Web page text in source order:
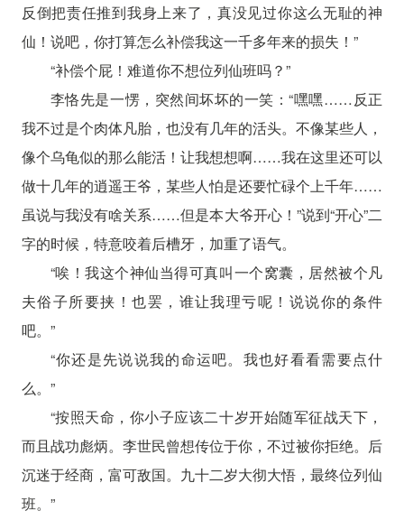
反倒把责任推到我身上来了，真没见过你这么无耻的神
仙！说吧，你打算怎么补偿我这一千多年来的损失！”
“补偿个屁！难道你不想位列仙班吗？”
李恪先是一愣，突然间坏坏的一笑：“嘿嘿……反正
我不过是个肉体凡胎，也没有几年的活头。不像某些人，
像个乌龟似的那么能活！让我想想啊……我在这里还可以
做十几年的逍遥王爷，某些人怕是还要忙碌个上千年……
虽说与我没有啥关系……但是本大爷开心！”说到“开心”二
字的时候，特意咬着后槽牙，加重了语气。
“唉！我这个神仙当得可真叫一个窝囊，居然被个凡
夫俗子所要挟！也罢，谁让我理亏呢！说说你的条件
吧。”
“你还是先说说我的命运吧。我也好看看需要点什
么。”
“按照天命，你小子应该二十岁开始随军征战天下，
而且战功彪炳。李世民曾想传位于你，不过被你拒绝。后
沉迷于经商，富可敌国。九十二岁大彻大悟，最终位列仙
班。”